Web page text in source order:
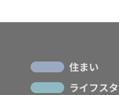
住まい
ライフス